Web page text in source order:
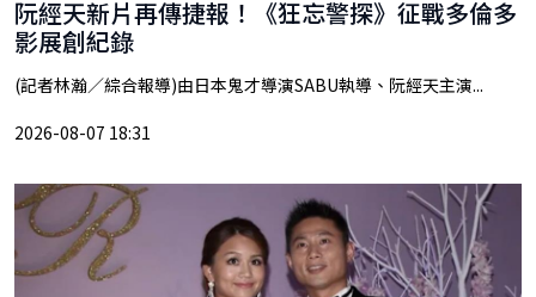
阮經天新片再傳捷報！《狂忘警探》征戰多倫多
影展創紀錄
(記者林瀚／綜合報導)由日本鬼才導演SABU執導、阮經天主演...
2026-08-07 18:31